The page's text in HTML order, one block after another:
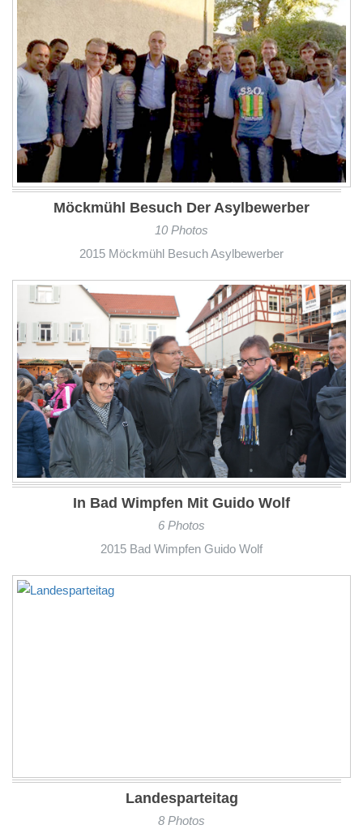
Möckmühl Besuch Der Asylbewerber
10 Photos
2015 Möckmühl Besuch Asylbewerber
In Bad Wimpfen Mit Guido Wolf
6 Photos
2015 Bad Wimpfen Guido Wolf
Landesparteitag
8 Photos